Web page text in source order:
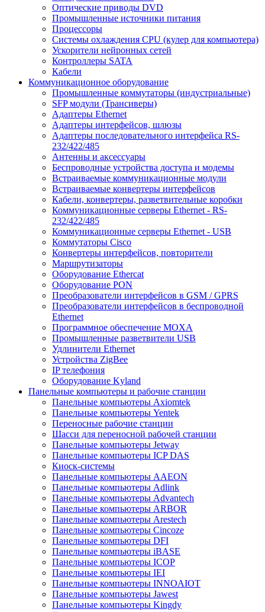
Оптические приводы DVD
Промышленные источники питания
Процессоры
Системы охлаждения CPU (кулер для компьютера)
Ускорители нейронных сетей
Контроллеры SATA
Кабели
Коммуникационное оборудование
Промышленные коммутаторы (индустриальные)
SFP модули (Трансиверы)
Адаптеры Ethernet
Адаптеры интерфейсов, шлюзы
Адаптеры последовательного интерфейса RS-
232/422/485
Антенны и аксессуары
Беспроводные устройства доступа и модемы
Встраиваемые коммуникационные модули
Встраиваемые конвертеры интерфейсов
Кабели, конвертеры, разветвительные коробки
Коммуникационные серверы Ethernet - RS-
232/422/485
Коммуникационные серверы Ethernet - USB
Коммутаторы Cisco
Конвертеры интерфейсов, повторители
Маршрутизаторы
Оборудование Ethercat
Оборудование PON
Преобразователи интерфейсов в GSM / GPRS
Преобразователи интерфейсов в беспроводной
Ethernet
Программное обеспечение MOXA
Промышленные разветвители USB
Удлинители Ethernet
Устройства ZigBee
IP телефония
Оборудование Kyland
Панельные компьютеры и рабочие станции
Панельные компьютеры Axiomtek
Панельные компьютеры Yentek
Переносные рабочие станции
Шасси для переносной рабочей станции
Панельные компьютеры Jetway
Панельные компьютеры ICP DAS
Киоск-системы
Панельные компьютеры AAEON
Панельные компьютеры Adlink
Панельные компьютеры Advantech
Панельные компьютеры ARBOR
Панельные компьютеры Arestech
Панельные компьютеры Cincoze
Панельные компьютеры DFI
Панельные компьютеры iBASE
Панельные компьютеры ICOP
Панельные компьютеры IEI
Панельные компьютеры INNOAIOT
Панельные компьютеры Jawest
Панельные компьютеры Kingdy